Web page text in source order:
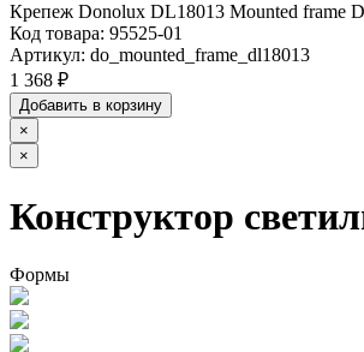
Крепеж Donolux DL18013 Mounted frame
Код товара: 95525-01
Артикул: do_mounted_frame_dl18013
1 368 ₽
Добавить в корзину
×
×
Конструктор
Формы